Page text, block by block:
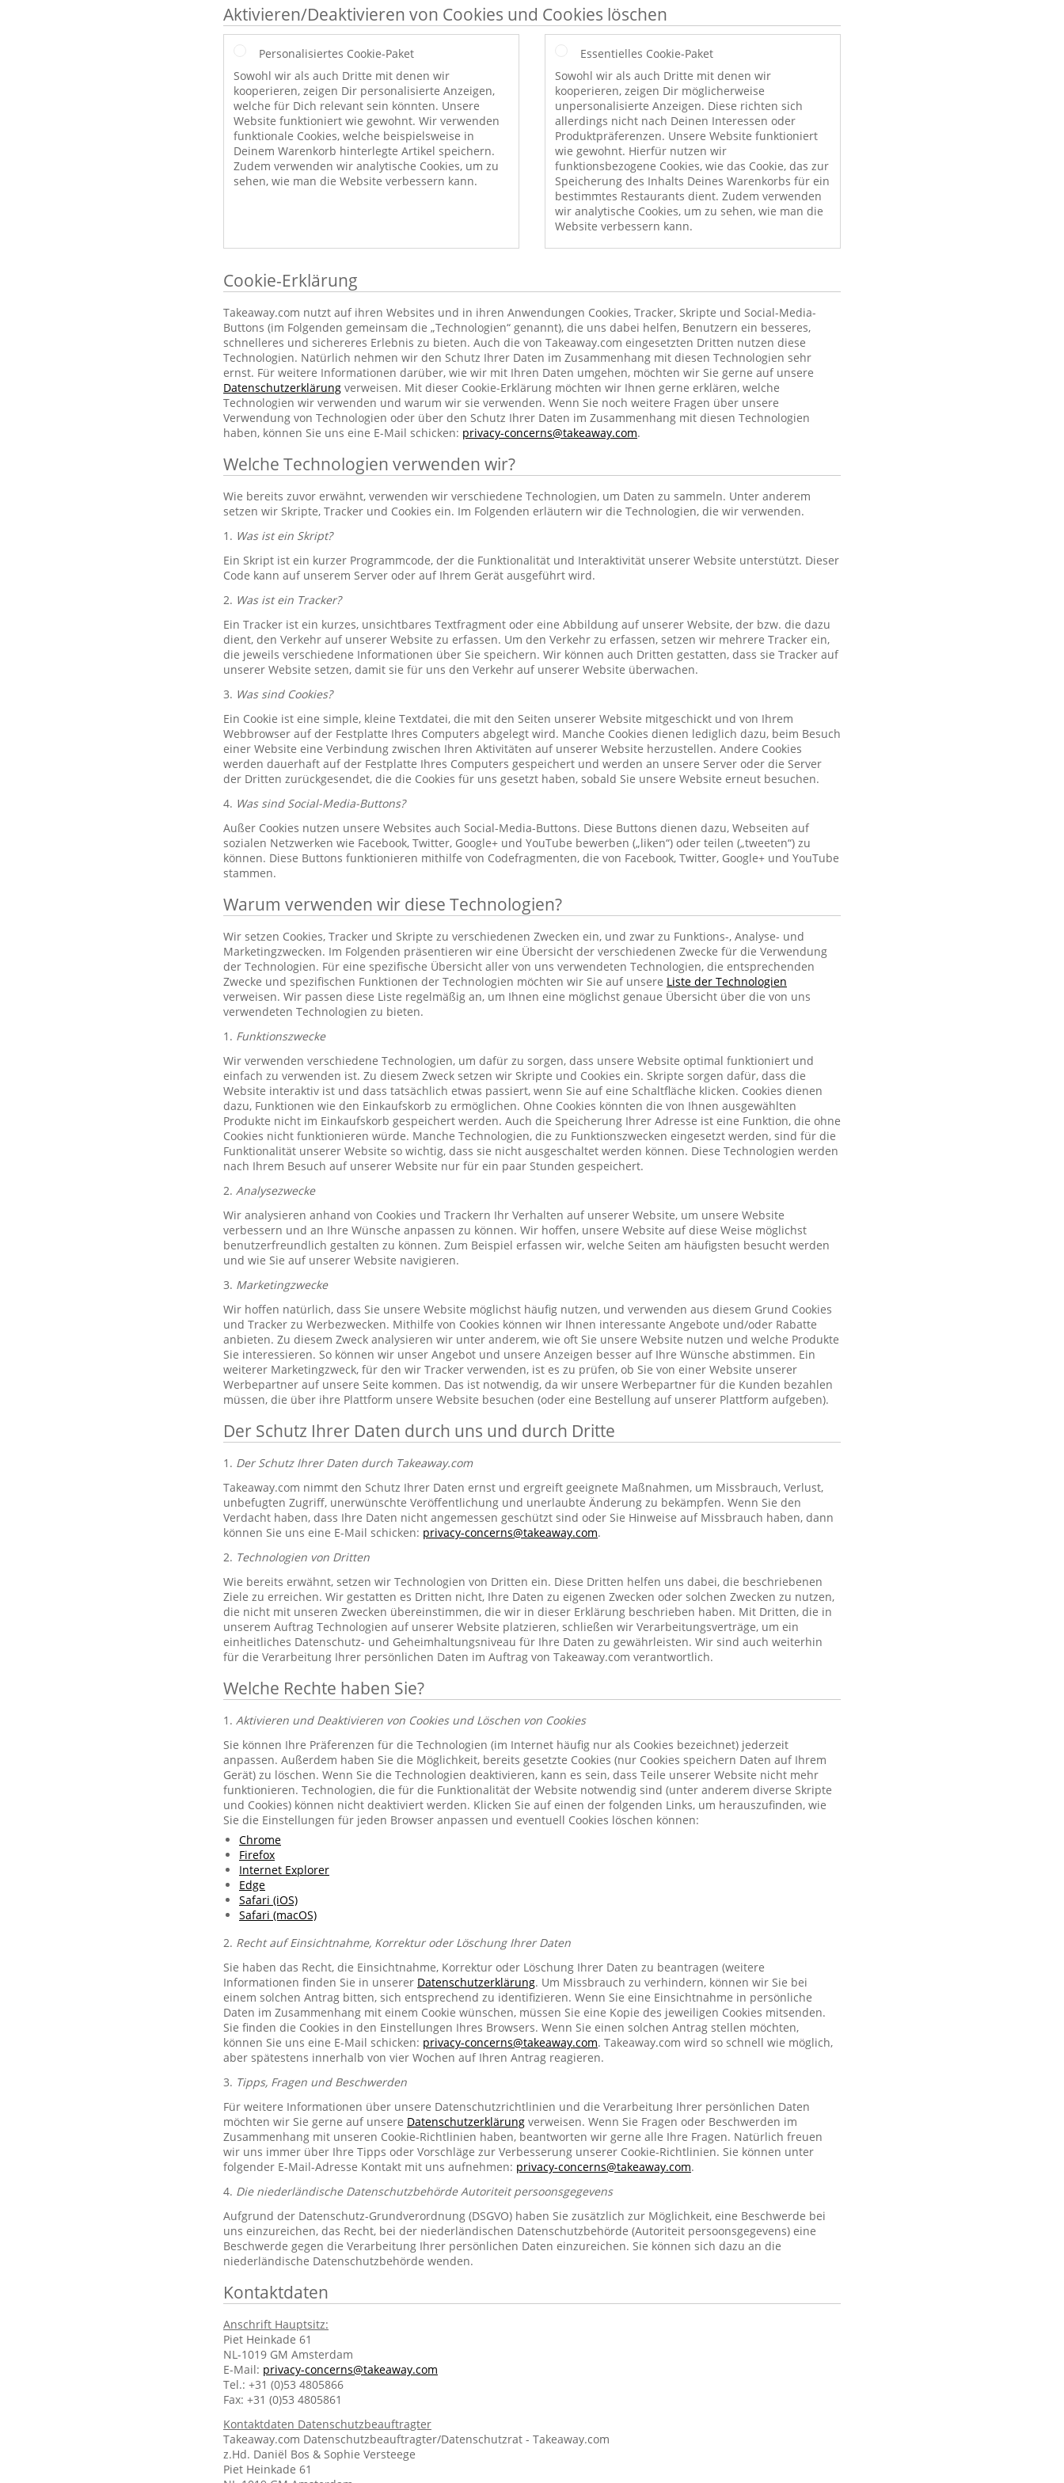
Aktivieren/Deaktivieren von Cookies und Cookies löschen
Personalisiertes Cookie-Paket
Sowohl wir als auch Dritte mit denen wir
kooperieren, zeigen Dir personalisierte Anzeigen,
welche für Dich relevant sein könnten. Unsere
Website funktioniert wie gewohnt. Wir verwenden
funktionale Cookies, welche beispielsweise in
Deinem Warenkorb hinterlegte Artikel speichern.
Zudem verwenden wir analytische Cookies, um zu
sehen, wie man die Website verbessern kann.
Essentielles Cookie-Paket
Sowohl wir als auch Dritte mit denen wir
kooperieren, zeigen Dir möglicherweise
unpersonalisierte Anzeigen. Diese richten sich
allerdings nicht nach Deinen Interessen oder
Produktpräferenzen. Unsere Website funktioniert
wie gewohnt. Hierfür nutzen wir
funktionsbezogene Cookies, wie das Cookie, das zur
Speicherung des Inhalts Deines Warenkorbs für ein
bestimmtes Restaurants dient. Zudem verwenden
wir analytische Cookies, um zu sehen, wie man die
Website verbessern kann.
Cookie-Erklärung
Takeaway.com nutzt auf ihren Websites und in ihren Anwendungen Cookies, Tracker, Skripte und Social-Media-
Buttons (im Folgenden gemeinsam die „Technologien“ genannt), die uns dabei helfen, Benutzern ein besseres,
schnelleres und sichereres Erlebnis zu bieten. Auch die von Takeaway.com eingesetzten Dritten nutzen diese
Technologien. Natürlich nehmen wir den Schutz Ihrer Daten im Zusammenhang mit diesen Technologien sehr
ernst. Für weitere Informationen darüber, wie wir mit Ihren Daten umgehen, möchten wir Sie gerne auf unsere
Datenschutzerklärung verweisen. Mit dieser Cookie-Erklärung möchten wir Ihnen gerne erklären, welche
Technologien wir verwenden und warum wir sie verwenden. Wenn Sie noch weitere Fragen über unsere
Verwendung von Technologien oder über den Schutz Ihrer Daten im Zusammenhang mit diesen Technologien
haben, können Sie uns eine E-Mail schicken: privacy-concerns@takeaway.com.
Welche Technologien verwenden wir?
Wie bereits zuvor erwähnt, verwenden wir verschiedene Technologien, um Daten zu sammeln. Unter anderem
setzen wir Skripte, Tracker und Cookies ein. Im Folgenden erläutern wir die Technologien, die wir verwenden.
1. Was ist ein Skript?
Ein Skript ist ein kurzer Programmcode, der die Funktionalität und Interaktivität unserer Website unterstützt. Dieser
Code kann auf unserem Server oder auf Ihrem Gerät ausgeführt wird.
2. Was ist ein Tracker?
Ein Tracker ist ein kurzes, unsichtbares Textfragment oder eine Abbildung auf unserer Website, der bzw. die dazu
dient, den Verkehr auf unserer Website zu erfassen. Um den Verkehr zu erfassen, setzen wir mehrere Tracker ein,
die jeweils verschiedene Informationen über Sie speichern. Wir können auch Dritten gestatten, dass sie Tracker auf
unserer Website setzen, damit sie für uns den Verkehr auf unserer Website überwachen.
3. Was sind Cookies?
Ein Cookie ist eine simple, kleine Textdatei, die mit den Seiten unserer Website mitgeschickt und von Ihrem
Webbrowser auf der Festplatte Ihres Computers abgelegt wird. Manche Cookies dienen lediglich dazu, beim Besuch
einer Website eine Verbindung zwischen Ihren Aktivitäten auf unserer Website herzustellen. Andere Cookies
werden dauerhaft auf der Festplatte Ihres Computers gespeichert und werden an unsere Server oder die Server
der Dritten zurückgesendet, die die Cookies für uns gesetzt haben, sobald Sie unsere Website erneut besuchen.
4. Was sind Social-Media-Buttons?
Außer Cookies nutzen unsere Websites auch Social-Media-Buttons. Diese Buttons dienen dazu, Webseiten auf
sozialen Netzwerken wie Facebook, Twitter, Google+ und YouTube bewerben („liken“) oder teilen („tweeten“) zu
können. Diese Buttons funktionieren mithilfe von Codefragmenten, die von Facebook, Twitter, Google+ und YouTube
stammen.
Warum verwenden wir diese Technologien?
Wir setzen Cookies, Tracker und Skripte zu verschiedenen Zwecken ein, und zwar zu Funktions-, Analyse- und
Marketingzwecken. Im Folgenden präsentieren wir eine Übersicht der verschiedenen Zwecke für die Verwendung
der Technologien. Für eine spezifische Übersicht aller von uns verwendeten Technologien, die entsprechenden
Zwecke und spezifischen Funktionen der Technologien möchten wir Sie auf unsere Liste der Technologien
verweisen. Wir passen diese Liste regelmäßig an, um Ihnen eine möglichst genaue Übersicht über die von uns
verwendeten Technologien zu bieten.
1. Funktionszwecke
Wir verwenden verschiedene Technologien, um dafür zu sorgen, dass unsere Website optimal funktioniert und
einfach zu verwenden ist. Zu diesem Zweck setzen wir Skripte und Cookies ein. Skripte sorgen dafür, dass die
Website interaktiv ist und dass tatsächlich etwas passiert, wenn Sie auf eine Schaltfläche klicken. Cookies dienen
dazu, Funktionen wie den Einkaufskorb zu ermöglichen. Ohne Cookies könnten die von Ihnen ausgewählten
Produkte nicht im Einkaufskorb gespeichert werden. Auch die Speicherung Ihrer Adresse ist eine Funktion, die ohne
Cookies nicht funktionieren würde. Manche Technologien, die zu Funktionszwecken eingesetzt werden, sind für die
Funktionalität unserer Website so wichtig, dass sie nicht ausgeschaltet werden können. Diese Technologien werden
nach Ihrem Besuch auf unserer Website nur für ein paar Stunden gespeichert.
2. Analysezwecke
Wir analysieren anhand von Cookies und Trackern Ihr Verhalten auf unserer Website, um unsere Website
verbessern und an Ihre Wünsche anpassen zu können. Wir hoffen, unsere Website auf diese Weise möglichst
benutzerfreundlich gestalten zu können. Zum Beispiel erfassen wir, welche Seiten am häufigsten besucht werden
und wie Sie auf unserer Website navigieren.
3. Marketingzwecke
Wir hoffen natürlich, dass Sie unsere Website möglichst häufig nutzen, und verwenden aus diesem Grund Cookies
und Tracker zu Werbezwecken. Mithilfe von Cookies können wir Ihnen interessante Angebote und/oder Rabatte
anbieten. Zu diesem Zweck analysieren wir unter anderem, wie oft Sie unsere Website nutzen und welche Produkte
Sie interessieren. So können wir unser Angebot und unsere Anzeigen besser auf Ihre Wünsche abstimmen. Ein
weiterer Marketingzweck, für den wir Tracker verwenden, ist es zu prüfen, ob Sie von einer Website unserer
Werbepartner auf unsere Seite kommen. Das ist notwendig, da wir unsere Werbepartner für die Kunden bezahlen
müssen, die über ihre Plattform unsere Website besuchen (oder eine Bestellung auf unserer Plattform aufgeben).
Der Schutz Ihrer Daten durch uns und durch Dritte
1. Der Schutz Ihrer Daten durch Takeaway.com
Takeaway.com nimmt den Schutz Ihrer Daten ernst und ergreift geeignete Maßnahmen, um Missbrauch, Verlust,
unbefugten Zugriff, unerwünschte Veröffentlichung und unerlaubte Änderung zu bekämpfen. Wenn Sie den
Verdacht haben, dass Ihre Daten nicht angemessen geschützt sind oder Sie Hinweise auf Missbrauch haben, dann
können Sie uns eine E-Mail schicken: privacy-concerns@takeaway.com.
2. Technologien von Dritten
Wie bereits erwähnt, setzen wir Technologien von Dritten ein. Diese Dritten helfen uns dabei, die beschriebenen
Ziele zu erreichen. Wir gestatten es Dritten nicht, Ihre Daten zu eigenen Zwecken oder solchen Zwecken zu nutzen,
die nicht mit unseren Zwecken übereinstimmen, die wir in dieser Erklärung beschrieben haben. Mit Dritten, die in
unserem Auftrag Technologien auf unserer Website platzieren, schließen wir Verarbeitungsverträge, um ein
einheitliches Datenschutz- und Geheimhaltungsniveau für Ihre Daten zu gewährleisten. Wir sind auch weiterhin
für die Verarbeitung Ihrer persönlichen Daten im Auftrag von Takeaway.com verantwortlich.
Welche Rechte haben Sie?
1. Aktivieren und Deaktivieren von Cookies und Löschen von Cookies
Sie können Ihre Präferenzen für die Technologien (im Internet häufig nur als Cookies bezeichnet) jederzeit
anpassen. Außerdem haben Sie die Möglichkeit, bereits gesetzte Cookies (nur Cookies speichern Daten auf Ihrem
Gerät) zu löschen. Wenn Sie die Technologien deaktivieren, kann es sein, dass Teile unserer Website nicht mehr
funktionieren. Technologien, die für die Funktionalität der Website notwendig sind (unter anderem diverse Skripte
und Cookies) können nicht deaktiviert werden. Klicken Sie auf einen der folgenden Links, um herauszufinden, wie
Sie die Einstellungen für jeden Browser anpassen und eventuell Cookies löschen können:
Chrome
Firefox
Internet Explorer
Edge
Safari (iOS)
Safari (macOS)
2. Recht auf Einsichtnahme, Korrektur oder Löschung Ihrer Daten
Sie haben das Recht, die Einsichtnahme, Korrektur oder Löschung Ihrer Daten zu beantragen (weitere
Informationen finden Sie in unserer Datenschutzerklärung. Um Missbrauch zu verhindern, können wir Sie bei
einem solchen Antrag bitten, sich entsprechend zu identifizieren. Wenn Sie eine Einsichtnahme in persönliche
Daten im Zusammenhang mit einem Cookie wünschen, müssen Sie eine Kopie des jeweiligen Cookies mitsenden.
Sie finden die Cookies in den Einstellungen Ihres Browsers. Wenn Sie einen solchen Antrag stellen möchten,
können Sie uns eine E-Mail schicken: privacy-concerns@takeaway.com. Takeaway.com wird so schnell wie möglich,
aber spätestens innerhalb von vier Wochen auf Ihren Antrag reagieren.
3. Tipps, Fragen und Beschwerden
Für weitere Informationen über unsere Datenschutzrichtlinien und die Verarbeitung Ihrer persönlichen Daten
möchten wir Sie gerne auf unsere Datenschutzerklärung verweisen. Wenn Sie Fragen oder Beschwerden im
Zusammenhang mit unseren Cookie-Richtlinien haben, beantworten wir gerne alle Ihre Fragen. Natürlich freuen
wir uns immer über Ihre Tipps oder Vorschläge zur Verbesserung unserer Cookie-Richtlinien. Sie können unter
folgender E-Mail-Adresse Kontakt mit uns aufnehmen: privacy-concerns@takeaway.com.
4. Die niederländische Datenschutzbehörde Autoriteit persoonsgegevens
Aufgrund der Datenschutz-Grundverordnung (DSGVO) haben Sie zusätzlich zur Möglichkeit, eine Beschwerde bei
uns einzureichen, das Recht, bei der niederländischen Datenschutzbehörde (Autoriteit persoonsgegevens) eine
Beschwerde gegen die Verarbeitung Ihrer persönlichen Daten einzureichen. Sie können sich dazu an die
niederländische Datenschutzbehörde wenden.
Kontaktdaten
Anschrift Hauptsitz:
Piet Heinkade 61
NL-1019 GM Amsterdam
E-Mail: privacy-concerns@takeaway.com
Tel.: +31 (0)53 4805866
Fax: +31 (0)53 4805861
Kontaktdaten Datenschutzbeauftragter
Takeaway.com Datenschutzbeauftragter/Datenschutzrat - Takeaway.com
z.Hd. Daniël Bos & Sophie Versteege
Piet Heinkade 61